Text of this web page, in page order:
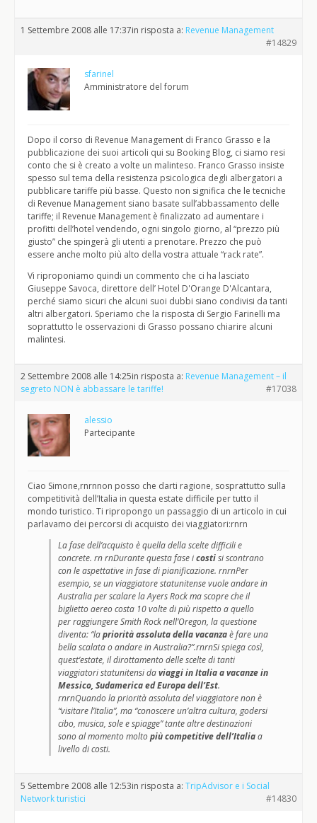
1 Settembre 2008 alle 17:37in risposta a: Revenue Management
#14829
sfarinel
Amministratore del forum
Dopo il corso di Revenue Management di Franco Grasso e la
pubblicazione dei suoi articoli qui su Booking Blog, ci siamo resi
conto che si è creato a volte un malinteso. Franco Grasso insiste
spesso sul tema della resistenza psicologica degli albergatori a
pubblicare tariffe più basse. Questo non significa che le tecniche
di Revenue Management siano basate sull’abbassamento delle
tariffe; il Revenue Management è finalizzato ad aumentare i
profitti dell’hotel vendendo, ogni singolo giorno, al “prezzo più
giusto” che spingerà gli utenti a prenotare. Prezzo che può
essere anche molto più alto della vostra attuale “rack rate”.
Vi riproponiamo quindi un commento che ci ha lasciato
Giuseppe Savoca, direttore dell’ Hotel D'Orange D'Alcantara,
perché siamo sicuri che alcuni suoi dubbi siano condivisi da tanti
altri albergatori. Speriamo che la risposta di Sergio Farinelli ma
soprattutto le osservazioni di Grasso possano chiarire alcuni
malintesi.
2 Settembre 2008 alle 14:25in risposta a: Revenue Management – il
segreto NON è abbassare le tariffe!
#17038
alessio
Partecipante
Ciao Simone,rnrnnon posso che darti ragione, sosprattutto sulla
competitività dell’Italia in questa estate difficile per tutto il
mondo turistico. Ti ripropongo un passaggio di un articolo in cui
parlavamo dei percorsi di acquisto dei viaggiatori:rnrn
La fase dell’acquisto è quella della scelte difficili e
concrete. rn rnDurante questa fase icostisi scontrano
con le aspettative in fase di pianificazione. rnrnPer
esempio, se un viaggiatore statunitense vuole andare in
Australia per scalare la Ayers Rock ma scopre che il
biglietto aereo costa 10 volte di più rispetto a quello
per raggiungere Smith Rock nell’Oregon, la questione
diventa: “lapriorità assoluta della vacanzaè fare una
bella scalata o andare in Australia?”.rnrnSi spiega così,
quest’estate, il dirottamento delle scelte di tanti
viaggiatori statunitensi daviaggi in Italia a vacanze in
Messico, Sudamerica ed Europa dell’Est.
rnrnQuando la priorità assoluta del viaggiatore non è
“visitare l’Italia”, ma “conoscere un’altra cultura, godersi
cibo, musica, sole e spiagge” tante altre destinazioni
sono al momento moltopiù competitive dell’Italiaa
livello di costi.
5 Settembre 2008 alle 12:53in risposta a: TripAdvisor e i Social
Network turistici
#14830